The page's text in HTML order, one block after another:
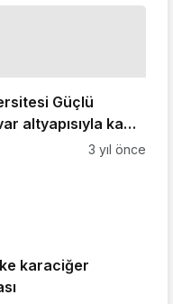
Güçlü
altyapısıyla kamu
Ar-Ge üssü
3 yıl önce
karaciğer